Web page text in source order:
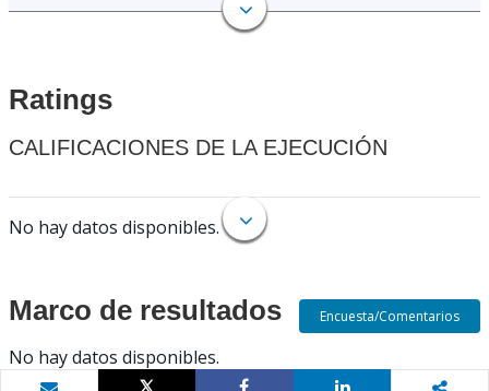
Ratings
CALIFICACIONES DE LA EJECUCIÓN
No hay datos disponibles.
Marco de resultados
No hay datos disponibles.
Encuesta/Comentarios